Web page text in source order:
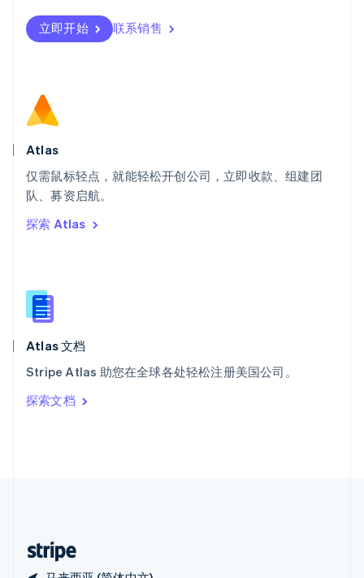
立即开始 联系销售
Atlas
仅需鼠标轻点，就能轻松开创公司，立即收款、组建团
队、募资启航。
探索 Atlas
Atlas 文档
Stripe Atlas 助您在全球各处轻松注册美国公司。
探索文档
瑞士
DeutschFrançais
English
斯洛文尼亚
泰国
ไทยEnglish
希腊
English
西班牙
新西兰
English
匈牙利
English
ItalianoEnglish
印度
English